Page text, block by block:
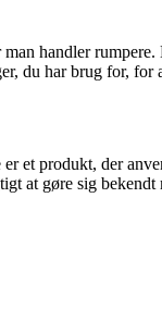
handler
du har brug for,
et produkt, der
at gøre sig